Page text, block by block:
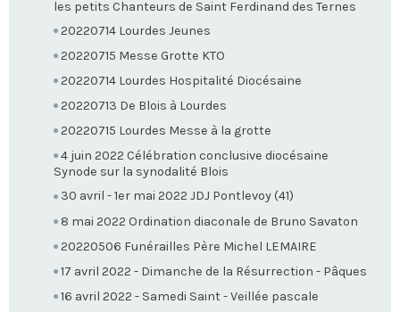
les petits Chanteurs de Saint Ferdinand des Ternes
20220714 Lourdes Jeunes
20220715 Messe Grotte KTO
20220714 Lourdes Hospitalité Diocésaine
20220713 De Blois à Lourdes
20220715 Lourdes Messe à la grotte
4 juin 2022 Célébration conclusive diocésaine
Synode sur la synodalité Blois
30 avril - 1er mai 2022 JDJ Pontlevoy (41)
8 mai 2022 Ordination diaconale de Bruno Savaton
20220506 Funérailles Père Michel LEMAIRE
17 avril 2022 - Dimanche de la Résurrection - Pâques
16 avril 2022 - Samedi Saint - Veillée pascale